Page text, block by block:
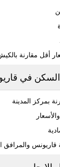
أقل مقارنة
السكن في
بمركز المدينة
والمرافق